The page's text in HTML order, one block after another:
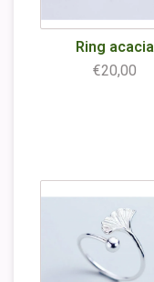
Ring acacia
€20,00